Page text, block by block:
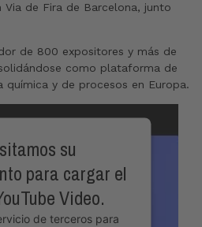
Via de Fira de Barcelona, junto
de 800 expositores y más de
como plataforma de
química y de procesos en Europa.
su
para cargar el
Video.
de terceros para